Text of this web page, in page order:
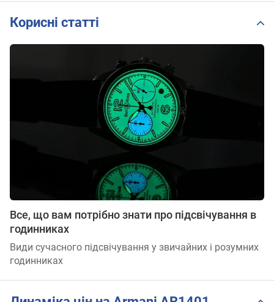
Корисні статті
Все, що вам потрібно знати про підсвічування в
годинниках
Види сучасного підсвічування у звичайних і розумних
годинниках